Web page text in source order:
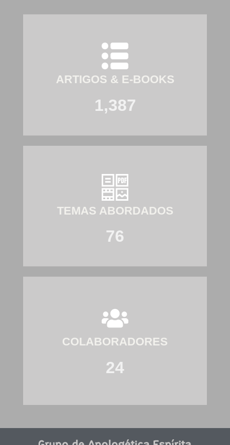
ARTIGOS & E-BOOKS
1,387
TEMAS ABORDADOS
76
COLABORADORES
24